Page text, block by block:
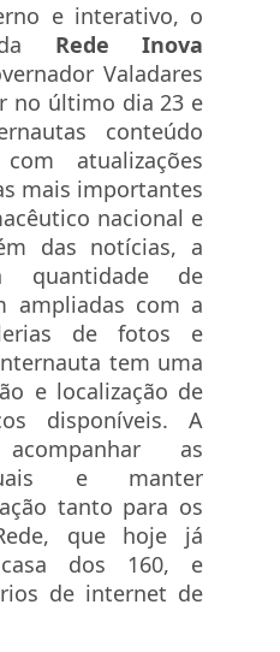
e interativo, o
Rede Inova
Valadares
no último dia 23 e
conteúdo
atualizações
mais importantes
nacional e
das notícias, a
quantidade de
ampliadas com a
de fotos e
tem uma
e localização de
disponíveis. A
as
e manter
tanto para os
que hoje já
dos 160, e
de internet de